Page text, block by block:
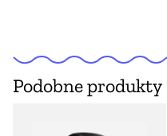
Podobne produkty